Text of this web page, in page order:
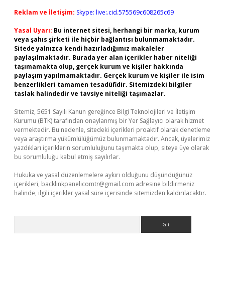
Reklam ve İletişim: Skype: live:.cid.575569c608265c69
Yasal Uyarı: Bu internet sitesi, herhangi bir marka, kurum
veya şahıs şirketi ile hiçbir bağlantısı bulunmamaktadır.
Sitede yalnızca kendi hazırladığımız makaleler
paylaşılmaktadır. Burada yer alan içerikler haber niteliği
taşımamakta olup, gerçek kurum ve kişiler hakkında
paylaşım yapılmamaktadır. Gerçek kurum ve kişiler ile isim
benzerlikleri tamamen tesadüfidir. Sitemizdeki bilgiler
taslak halindedir ve tavsiye niteliği taşımazlar.
Sitemiz, 5651 Sayılı Kanun gereğince Bilgi Teknolojileri ve İletişim
Kurumu (BTK) tarafından onaylanmış bir Yer Sağlayıcı olarak hizmet
vermektedir. Bu nedenle, sitedeki içerikleri proaktif olarak denetleme
veya araştırma yükümlülüğümüz bulunmamaktadır. Ancak, üyelerimiz
yazdıkları içeriklerin sorumluluğunu taşımakta olup, siteye üye olarak
bu sorumluluğu kabul etmiş sayılırlar.
Hukuka ve yasal düzenlemelere aykırı olduğunu düşündüğünüz
içerikleri, backlinkpanelicomtr@gmail.com adresine bildirmeniz
halinde, ilgili içerikler yasal süre içerisinde sitemizden kaldırılacaktır.